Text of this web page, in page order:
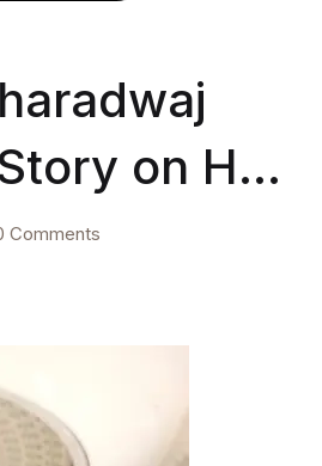
on Her
– A
Tribute to
Love
Comments